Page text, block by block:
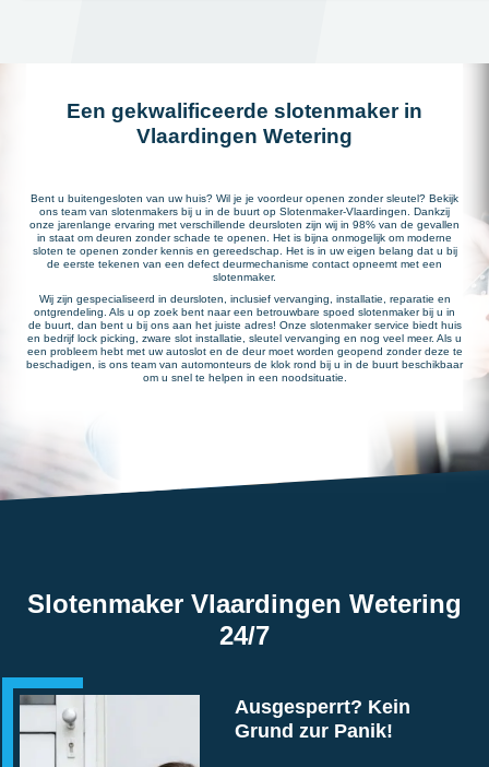
Een gekwalificeerde slotenmaker in
Vlaardingen Wetering
Bent u buitengesloten van uw huis? Wil je je voordeur openen zonder sleutel? Bekijk
ons team van slotenmakers bij u in de buurt op Slotenmaker-Vlaardingen. Dankzij
onze jarenlange ervaring met verschillende deursloten zijn wij in 98% van de gevallen
in staat om deuren zonder schade te openen. Het is bijna onmogelijk om moderne
sloten te openen zonder kennis en gereedschap. Het is in uw eigen belang dat u bij
de eerste tekenen van een defect deurmechanisme contact opneemt met een
slotenmaker.
Wij zijn gespecialiseerd in deursloten, inclusief vervanging, installatie, reparatie en
ontgrendeling. Als u op zoek bent naar een betrouwbare spoed slotenmaker bij u in
de buurt, dan bent u bij ons aan het juiste adres! Onze slotenmaker service biedt huis
en bedrijf lock picking, zware slot installatie, sleutel vervanging en nog veel meer. Als u
een probleem hebt met uw autoslot en de deur moet worden geopend zonder deze te
beschadigen, is ons team van automonteurs de klok rond bij u in de buurt beschikbaar
om u snel te helpen in een noodsituatie.
Slotenmaker Vlaardingen Wetering
24/7
Ausgesperrt? Kein
Grund zur Panik!